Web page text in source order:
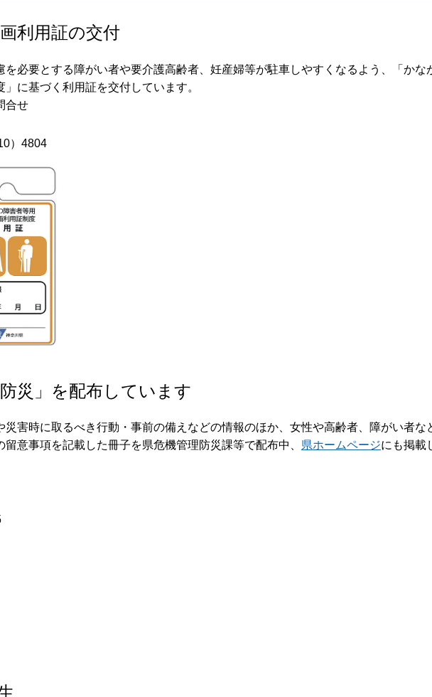
利用証の交付
を必要とする障がい者や要介護高齢者、妊産婦等が駐車しやすくなるよう、「かな
に基づく利用証を交付しています。
合せ
）4804
災」を配布しています
災害時に取るべき行動・事前の備えなどの情報のほか、女性や高齢者、障がい者な
意事項を記載した冊子を県危機管理防災課等で配布中、 県ホームページにも掲載